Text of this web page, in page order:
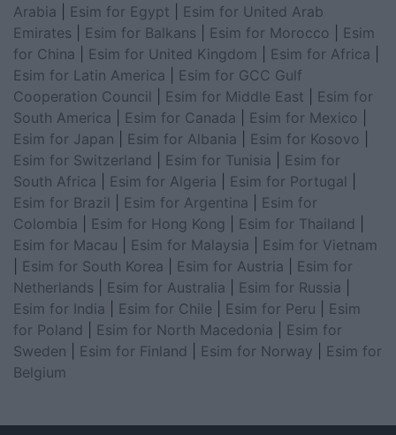
Arabia
Esim for Egypt
Esim for United Arab
Emirates
Esim for Balkans Esim for Morocco
Esim
for China
Esim for United Kingdom Esim for Africa
Esim for Latin America
Esim for GCC Gulf
Cooperation Council
Esim for Middle East
Esim for
South America
Esim for Canada Esim for Mexico
Esim for Japan
Esim for Albania Esim for Kosovo
Esim for Switzerland
Esim for Tunisia
Esim for
South Africa
Esim for Algeria Esim for Portugal
Esim for Brazil
Esim for Argentina
Esim for
Colombia
Esim for Hong Kong Esim for Thailand
Esim for Macau
Esim for Malaysia
Esim for Vietnam
Esim for South Korea Esim for Austria
Esim for
Netherlands
Esim for Australia Esim for Russia
Esim for India
Esim for Chile Esim for Peru
Esim
for Poland
Esim for North Macedonia
Esim for
Sweden
Esim for Finland Esim for Norway
Esim for
Belgium